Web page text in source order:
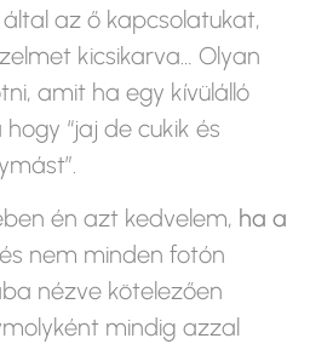
az ő kapcsolatukat,
kicsikarva… Olyan
amit ha egy kívülálló
“jaj de cukik és
én azt kedvelem, ha a
és nem minden fotón
nézve kötelezően
mindig azzal